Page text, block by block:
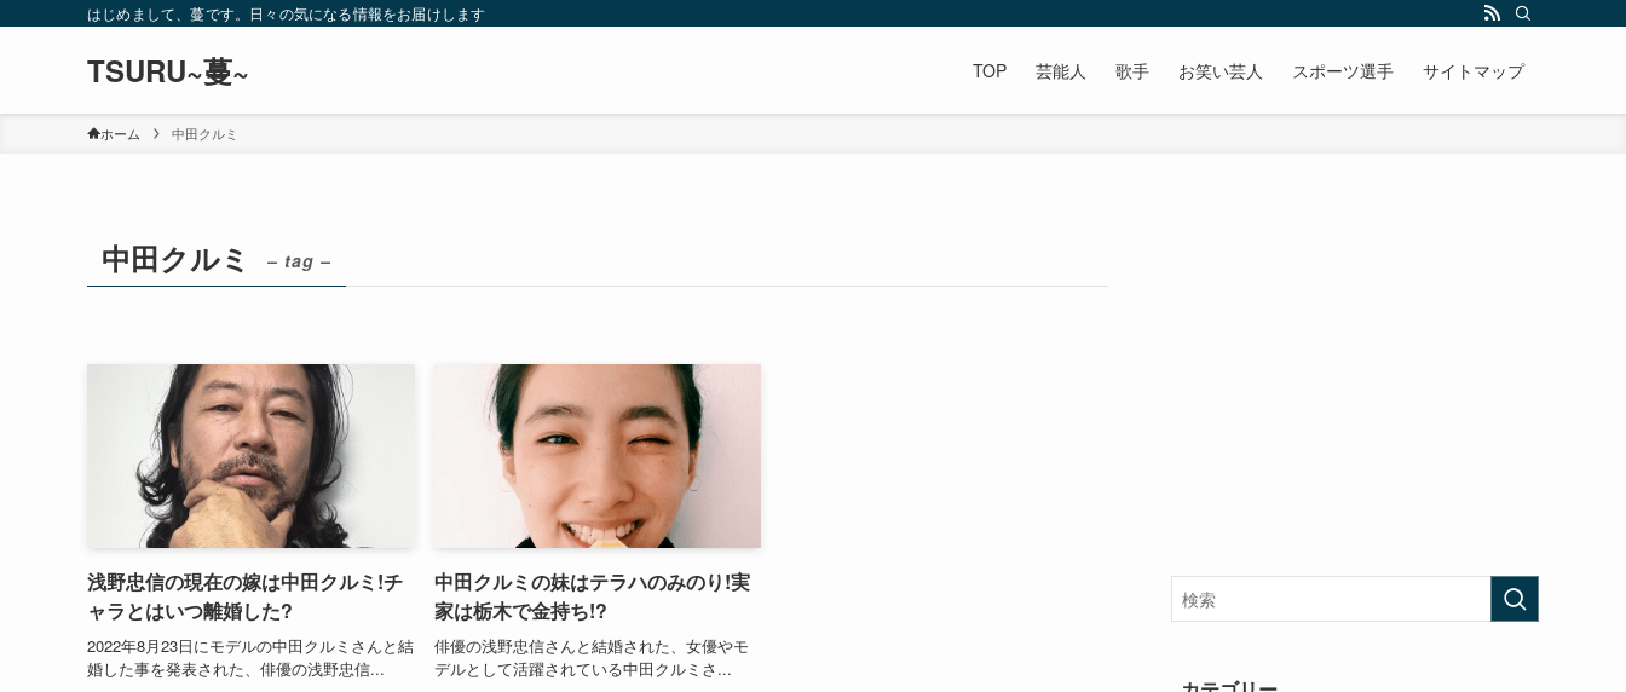
はじめまして、蔓です。日々の気になる情報をお届けします
TSURU~蔓~ TOP 芸能人 歌手 お笑い芸人 スポーツ選手 サイトマップ
ホーム 中田クルミ
中田クルミ – tag –
浅野忠信の現在の嫁は中田クルミ!チ
ャラとはいつ離婚した?
2022年8月23日にモデルの中田クルミさんと結
婚した事を発表された、俳優の浅野忠信...
中田クルミの妹はテラハのみのり!実
家は栃木で金持ち!?
俳優の浅野忠信さんと結婚された、女優やモ
デルとして活躍されている中田クルミさ...